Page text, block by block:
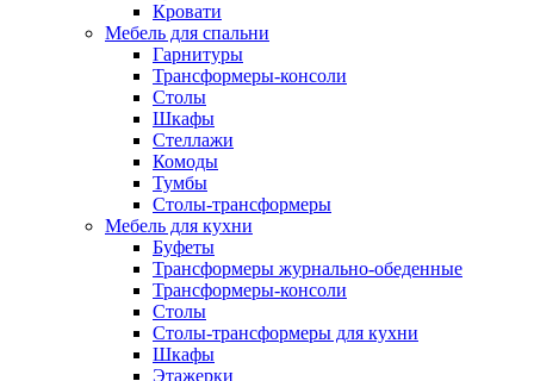
Кровати
Мебель для спальни
Гарнитуры
Трансформеры-консоли
Столы
Шкафы
Стеллажи
Комоды
Тумбы
Столы-трансформеры
Мебель для кухни
Буфеты
Трансформеры журнально-обеденные
Трансформеры-консоли
Столы
Столы-трансформеры для кухни
Шкафы
Этажерки